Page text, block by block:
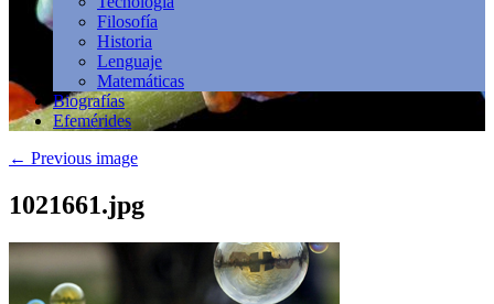
Filosofía
Historia
Lenguaje
Matemáticas
Biografías
Efemérides
← Previous image
1021661.jpg